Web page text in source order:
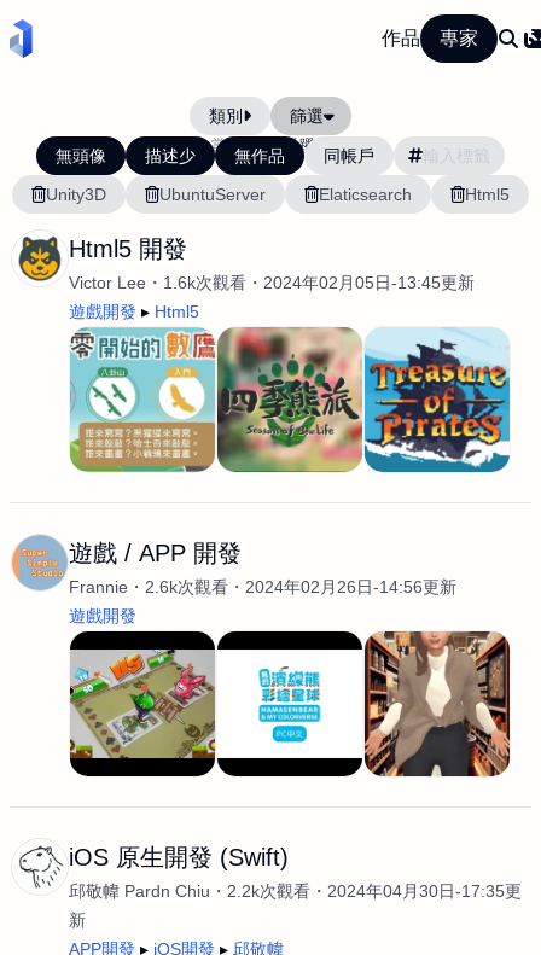
作品 專家
類別 篩選
當前排序: 活躍度
無頭像 描述少 無作品
同帳戶
Unity3D
UbuntuServer Elaticsearch Html5
Html5 開發
Victor Lee 1.6k次觀看
2024年02月05日-13:45更新
遊戲開發
Html5
遊戲 / APP 開發
Frannie 2.6k次觀看
2024年02月26日-14:56更新
遊戲開發
iOS 原生開發 (Swift)
邱敬幃 Pardn Chiu 2.2k次觀看
2024年04月30日-17:35更
新
APP開發
iOS開發 邱敬幃